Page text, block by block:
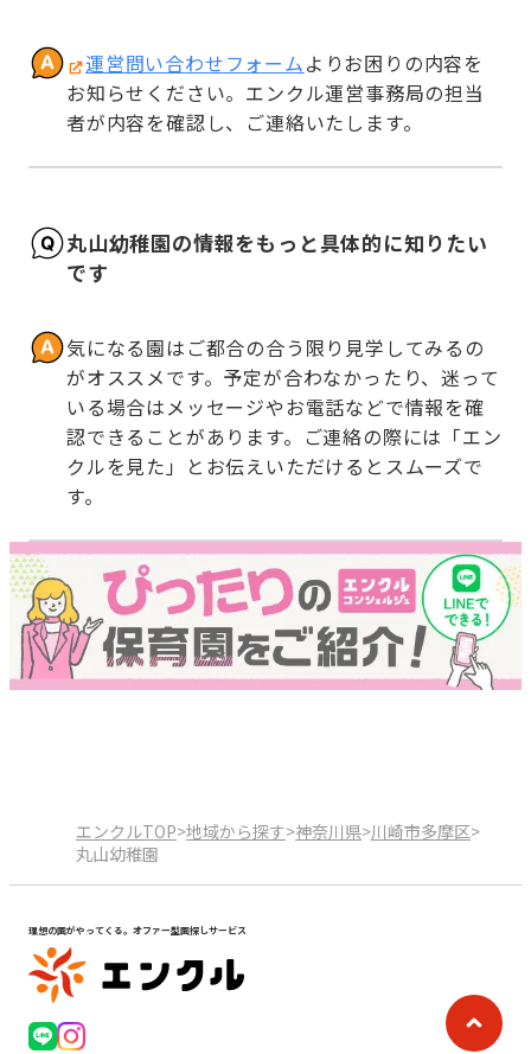
運営問い合わせフォームよりお困りの内容を
お知らせください。エンクル運営事務局の担当
者が内容を確認し、ご連絡いたします。
丸山幼稚園の情報をもっと具体的に知りたい
です
気になる園はご都合の合う限り見学してみるの
がオススメです。予定が合わなかったり、迷って
いる場合はメッセージやお電話などで情報を確
認できることがあります。ご連絡の際には「エン
クルを見た」とお伝えいただけるとスムーズで
す。
エンクルTOP>地域から探す>神奈川県>川崎市多摩区>
丸山幼稚園
理想の園がやってくる。オファー型園探しサービス